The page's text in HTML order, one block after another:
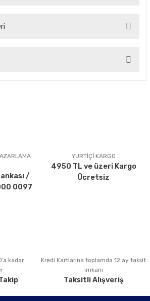
eksik bilgiler bulunuyor.
bulunuyor.
daha pahalı.
alternatifler olmalı.
Gönder
/
0097
YURTİÇİ KARGO
4950 TL ve üzeri Kargo
Ücretsiz
kadar
Kredi Kartlarına toplamda 12 ay taksit
imkanı
Taksitli Alışveriş